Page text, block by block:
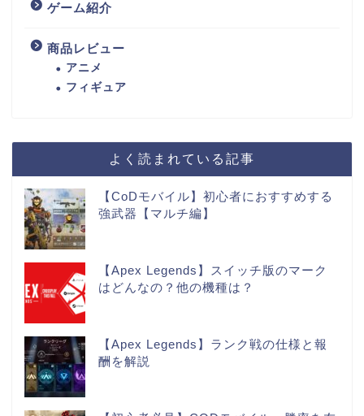
ゲーム紹介
商品レビュー
アニメ
フィギュア
よく読まれている記事
【CoDモバイル】初心者におすすめする
強武器【マルチ編】
【Apex Legends】スイッチ版のマーク
はどんなの？他の機種は？
【Apex Legends】ランク戦の仕様と報
酬を解説